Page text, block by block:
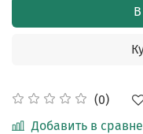
(0)
Добавить в